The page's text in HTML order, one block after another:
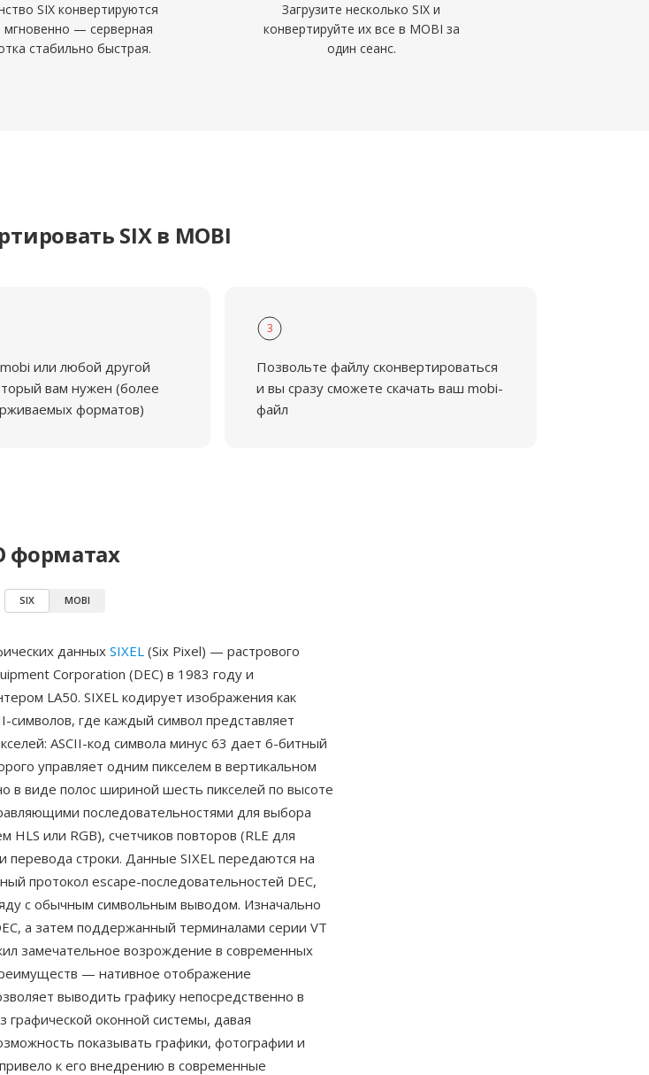
SIX конвертируются
мгновенно — серверная
стабильно быстрая.
Загрузите несколько SIX и
конвертируйте их все в MOBI за
один сеанс.
SIX в MOBI
или любой другой
вам нужен (более
форматов)
3
Позвольте файлу сконвертироваться
и вы сразу сможете скачать ваш mobi-
файл
форматах
SIX MOBI
данных SIXEL (Six Pixel) — растрового
Corporation (DEC) в 1983 году и
LA50. SIXEL кодирует изображения как
символов, где каждый символ представляет
ASCII-код символа минус 63 дает 6-битный
управляет одним пикселем в вертикальном
в виде полос шириной шесть пикселей по высоте
последовательностями для выбора
HLS или RGB), счетчиков повторов (RLE для
перевода строки. Данные SIXEL передаются на
протокол escape-последовательностей DEC,
с обычным символьным выводом. Изначально
а затем поддержанный терминалами серии VT
замечательное возрождение в современных
— нативное отображение
выводить графику непосредственно в
графической оконной системы, давая
показывать графики, фотографии и
к его внедрению в современные